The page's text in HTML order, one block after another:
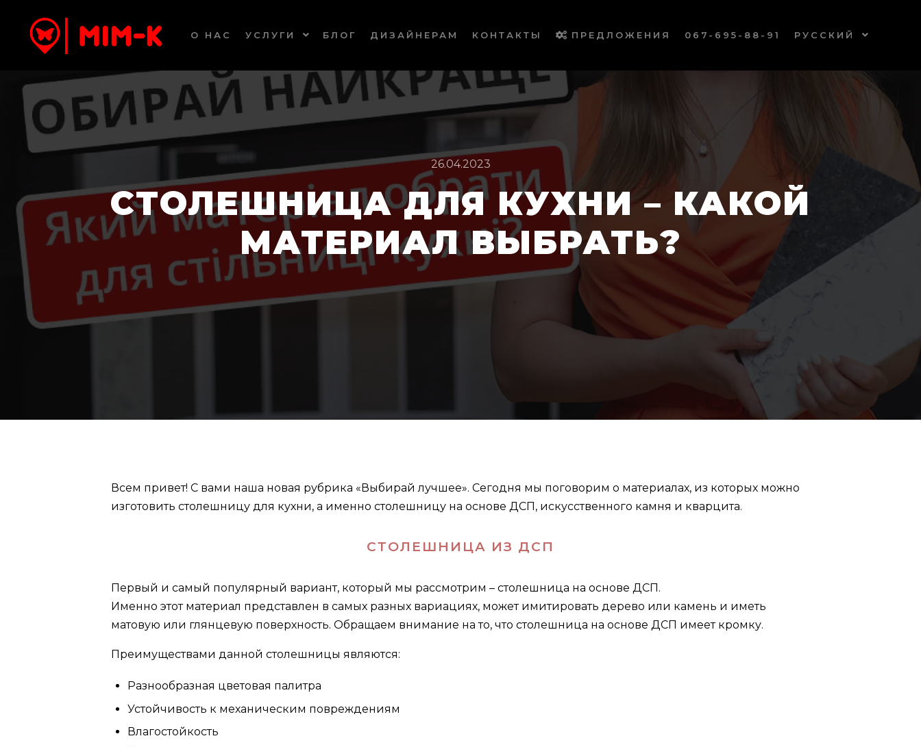
О НАС УСЛУГИ БЛОГ ДИЗАЙНЕРАМ КОНТАКТЫ ПРЕДЛОЖЕНИЯ 067-695-88-91 РУССКИЙ
26.04.2023
СТОЛЕШНИЦА ДЛЯ КУХНИ – КАКОЙ
МАТЕРИАЛ ВЫБРАТЬ?
Всем привет! С вами наша новая рубрика «Выбирай лучшее». Сегодня мы поговорим о материалах, из которых можно
изготовить столешницу для кухни, а именно столешницу на основе ДСП, искусственного камня и кварцита.
СТОЛЕШНИЦА ИЗ ДСП
Первый и самый популярный вариант, который мы рассмотрим – столешница на основе ДСП.
Именно этот материал представлен в самых разных вариациях, может имитировать дерево или камень и иметь
матовую или глянцевую поверхность. Обращаем внимание на то, что столешница на основе ДСП имеет кромку.
Преимуществами данной столешницы являются:
Разнообразная цветовая палитра
Устойчивость к механическим повреждениям
Влагостойкость